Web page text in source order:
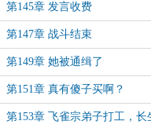
第145章 发言收费
第147章 战斗结束
第149章 她被通缉了
第151章 真有傻子买啊？
第153章 飞雀宗弟子打工，长